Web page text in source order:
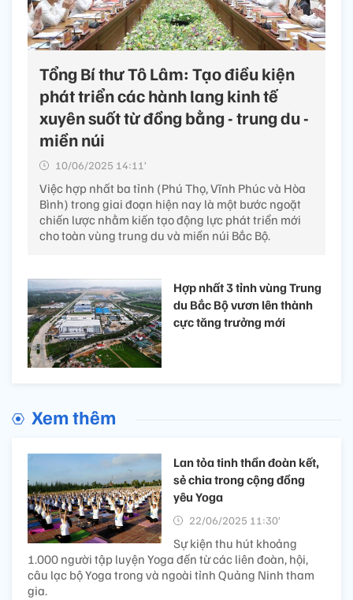
Tổng Bí thư Tô Lâm: Tạo điều kiện
phát triển các hành lang kinh tế
xuyên suốt từ đồng bằng - trung du -
miền núi
10/06/2025 14:11’
Việc hợp nhất ba tỉnh (Phú Thọ, Vĩnh Phúc và Hòa
Bình) trong giai đoạn hiện nay là một bước ngoặt
chiến lược nhằm kiến tạo động lực phát triển mới
cho toàn vùng trung du và miền núi Bắc Bộ.
Hợp nhất 3 tỉnh vùng Trung
du Bắc Bộ vươn lên thành
cực tăng trưởng mới
Xem thêm
Lan tỏa tinh thần đoàn kết,
sẻ chia trong cộng đồng
yêu Yoga
22/06/2025 11:30’
Sự kiện thu hút khoảng
1.000 người tập luyện Yoga đến từ các liên đoàn, hội,
câu lạc bộ Yoga trong và ngoài tỉnh Quảng Ninh tham
gia.